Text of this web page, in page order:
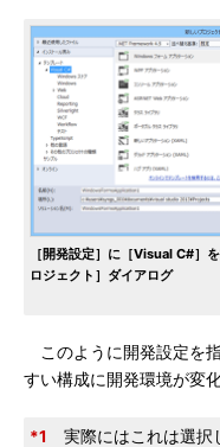
［開発設定］に［Visual C#］
ロジェクト］ダイアログ
このように開発設定を
すい構成に開発環境が変
*1
実際にはこれは選択